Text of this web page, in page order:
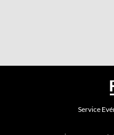
Service